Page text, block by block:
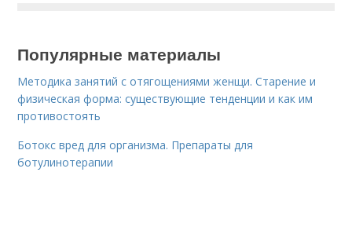
Популярные материалы
Методика занятий с отягощениями женщи. Старение и
физическая форма: существующие тенденции и как им
противостоять
Ботокс вред для организма. Препараты для
ботулинотерапии